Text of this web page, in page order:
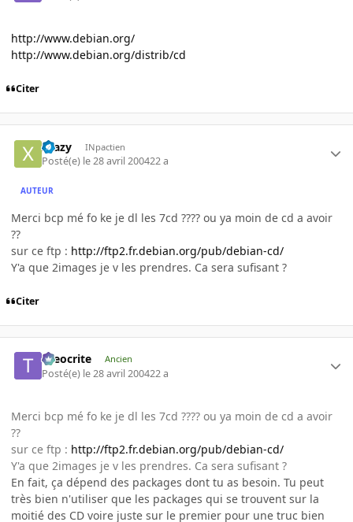
http://www.debian.org/
http://www.debian.org/distrib/cd
Citer
Xtazy INpactien
Posté(e) le 28 avril 200422 a
AUTEUR
Merci bcp mé fo ke je dl les 7cd ???? ou ya moin de cd a avoir
??
sur ce ftp : http://ftp2.fr.debian.org/pub/debian-cd/
Y'a que 2images je v les prendres. Ca sera sufisant ?
Citer
theocrite Ancien
Posté(e) le 28 avril 200422 a
Merci bcp mé fo ke je dl les 7cd ???? ou ya moin de cd a avoir
??
sur ce ftp : http://ftp2.fr.debian.org/pub/debian-cd/
Y'a que 2images je v les prendres. Ca sera sufisant ?
En fait, ça dépend des packages dont tu as besoin. Tu peut
très bien n'utiliser que les packages qui se trouvent sur la
moitié des CD voire juste sur le premier pour une truc bien